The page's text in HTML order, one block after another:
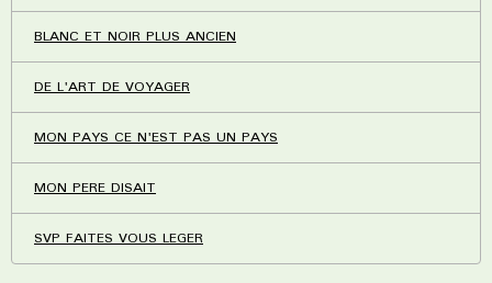
BLANC ET NOIR PLUS ANCIEN
DE L'ART DE VOYAGER
MON PAYS CE N'EST PAS UN PAYS
MON PERE DISAIT
SVP FAITES VOUS LEGER